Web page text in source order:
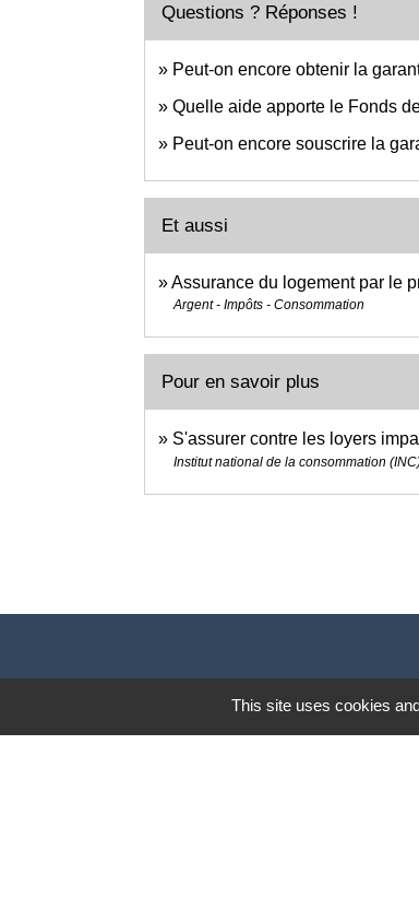
Questions ? Réponses !
Peut-on encore obtenir la
Quelle aide apporte le Fonds
Peut-on encore souscrire la
Et aussi
Assurance du logement par le
Argent - Impôts - Consommation
Pour en savoir plus
S'assurer contre les loyers
Institut national de la consommation
This site uses cookies